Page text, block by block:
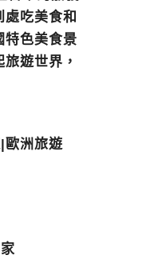
吃美食和
特色美食景
遊世界，
歐洲旅遊